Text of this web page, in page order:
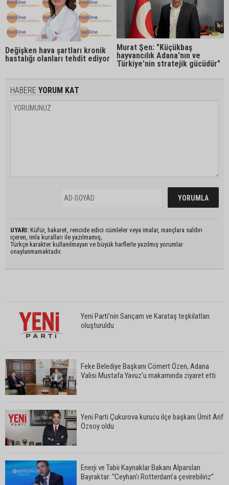
Değişken hava şartları kronik
hastalığı olanları tehdit ediyor
Murat Şen: "Küçükbaş
hayvancılık Adana'nın ve
Türkiye'nin stratejik gücüdür"
HABERE YORUM KAT
UYARI: Küfür, hakaret, rencide edici cümleler veya imalar, inançlara saldırı
içeren, imla kuralları ile yazılmamış,
Türkçe karakter kullanılmayan ve büyük harflerle yazılmış yorumlar
onaylanmamaktadır.
Yeni Parti’nin Sarıçam ve Karataş teşkilatları
oluşturuldu
Feke Belediye Başkanı Cömert Özen, Adana
Valisi Mustafa Yavuz’u makamında ziyaret etti
Yeni Parti Çukurova kurucu ilçe başkanı Ümit Arif
Özsoy oldu
Enerji ve Tabii Kaynaklar Bakanı Alparslan
Bayraktar: “Ceyhan’ı Rotterdam’a çevirebiliriz”